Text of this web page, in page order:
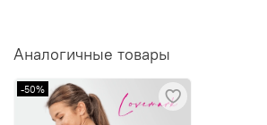
Аналогичные товары
-50%